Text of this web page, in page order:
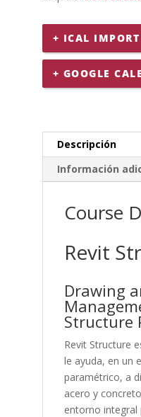
+ ICAL IMPORT
+ GOOGLE
Descripción
Información
Course
Revit
Drawing
Structure
Revit Structure
le ayuda, en un
paramétrico, a
acero y
entorno integral